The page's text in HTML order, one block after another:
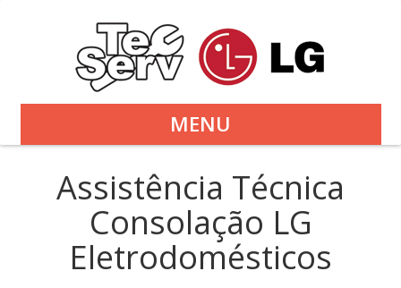
MENU
Assistência Técnica
Consolação LG
Eletrodomésticos